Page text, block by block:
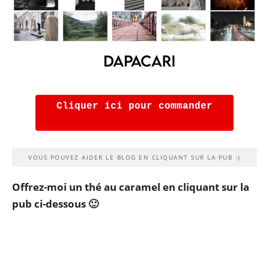
Cliquer ici pour commander
VOUS POUVEZ AIDER LE BLOG EN CLIQUANT SUR LA PUB :)
Offrez-moi un thé au caramel en cliquant sur la
pub ci-dessous 🙂